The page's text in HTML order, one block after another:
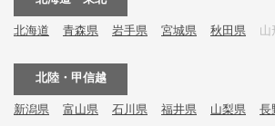
北海道 青森県 岩手県 宮城県 秋田県 山
北陸・甲信越
新潟県 富山県 石川県 福井県 山梨県 長